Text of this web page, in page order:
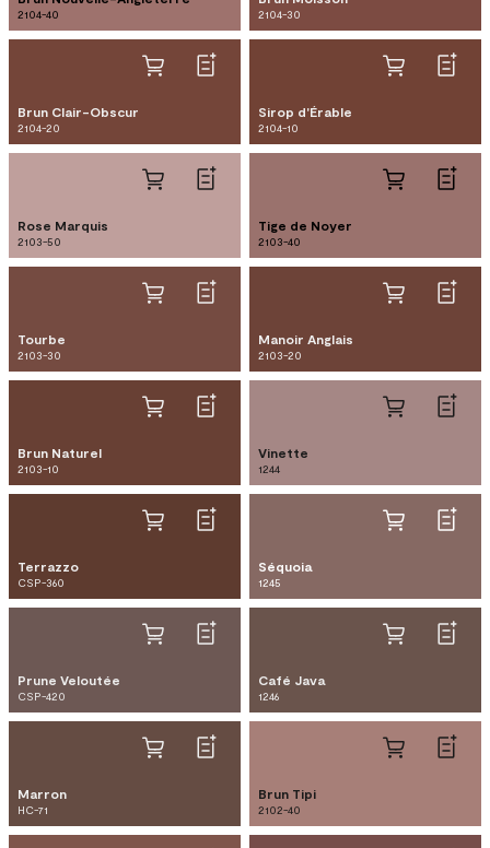
2104-40 2104-30
Brun Clair-Obscur
2104-20
Sirop d'Érable
2104-10
Rose Marquis
2103-50
Tige de Noyer
2103-40
Tourbe
2103-30
Manoir Anglais
2103-20
Brun Naturel
2103-10
Vinette
1244
Terrazzo
CSP-360
Séquoia
1245
Prune Veloutée
CSP-420
Café Java
1246
Marron
HC-71
Brun Tipi
2102-40